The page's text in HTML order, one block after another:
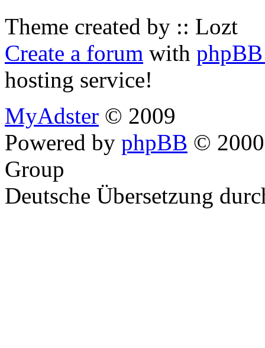
Theme created by :: Lozt
Create a forum with
hosting service!
MyAdster © 2009
Powered by phpBB ©
Group
Deutsche Übersetzung